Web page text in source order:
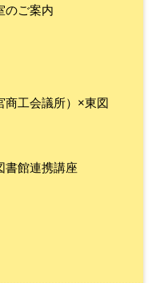
のご案内
商工会議所）×東図
書館連携講座